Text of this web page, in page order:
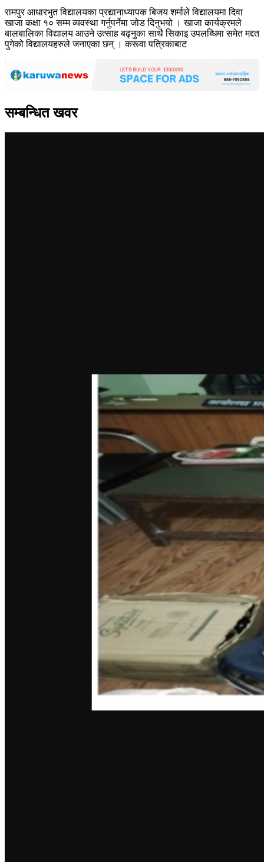
रामपुर आधारभुत विद्यालयका प्रद्यानाध्यापक बिजय शर्माले विद्यालयमा दिवा
खाजा कक्षा १० सम्म व्यवस्था गर्नुपर्नेमा जोड दिनुभयो । खाजा कार्यक्रमले
बालबालिका विद्यालय आउने उत्साह बढ्नुका साथै सिकाइ उपलब्धिमा समेत मद्दत
पुगेको विद्यालयहरुले जनाएका छन् । करूवा पत्रिकाबाट
सम्बन्धित खवर